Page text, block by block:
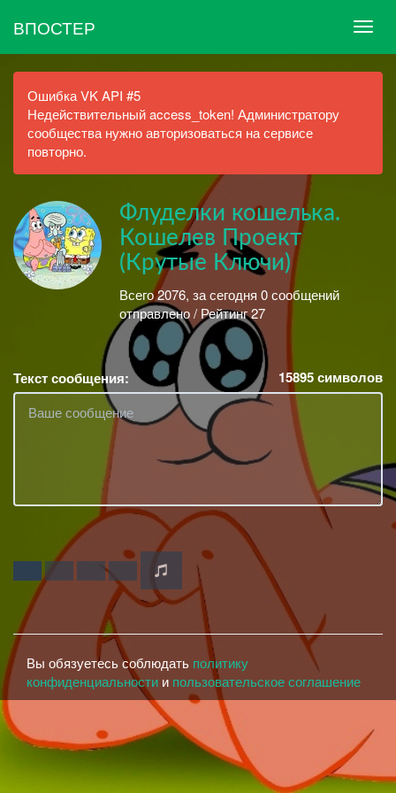
ВПОСТЕР
Ошибка VK API #5
Недействительный access_token! Администратору
сообщества нужно авторизоваться на сервисе
повторно.
Флуделки кошелька.
Кошелев Проект
(Крутые Ключи)
Всего 2076, за сегодня 0 сообщений
отправлено / Рейтинг 27
Текст сообщения: 15895символов
Вы обязуетесь соблюдать политику
конфиденциальности и пользовательское соглашение